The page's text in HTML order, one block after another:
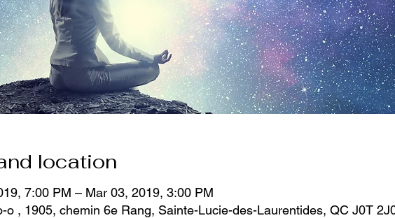
location
7:00 PM – Mar 03, 2019, 3:00 PM
o , 1905, chemin 6e Rang, Sainte-Lucie-des-Laurentides, QC J0T